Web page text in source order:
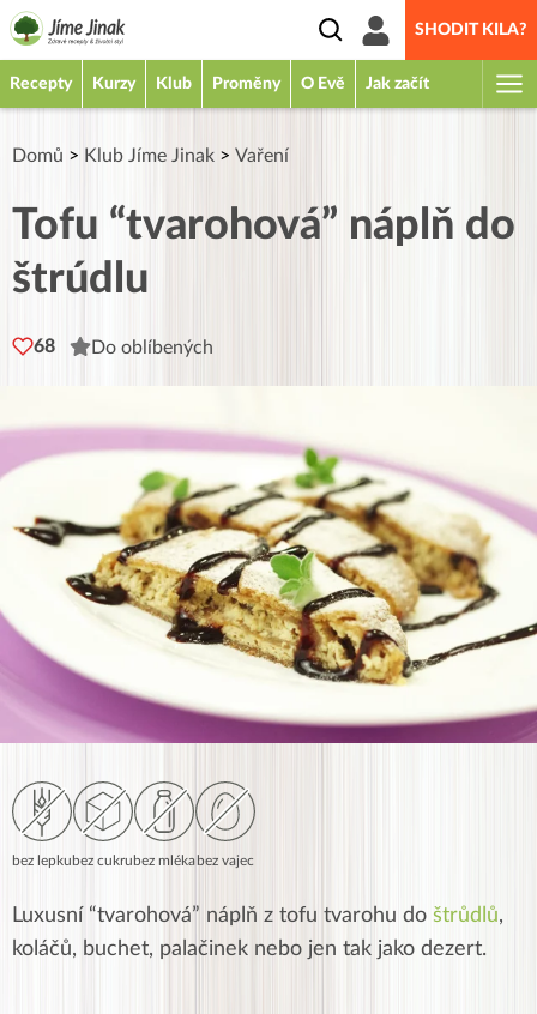
SHODIT KILA?
Recepty Kurzy Klub Proměny O Evě Jak začít
Domů > Klub Jíme Jinak > Vaření
Tofu “tvarohová” náplň do
štrúdlu
68 Do oblíbených
bez lepkubez cukrubez mlékabez vajec
Luxusní “tvarohová” náplň z tofu tvarohu do štrůdlů,
koláčů, buchet, palačinek nebo jen tak jako dezert.